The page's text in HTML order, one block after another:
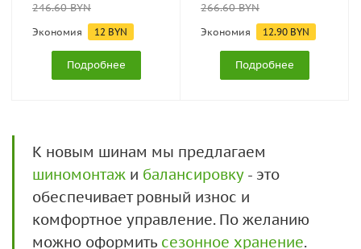
246.60BYN
Экономия 12 BYN
Подробнее
266.60BYN
Экономия 12.90 BYN
Подробнее
К новым шинам мы предлагаем
шиномонтаж и балансировку- это
обеспечивает ровный износ и
комфортное управление. По желанию
можно оформить сезонное хранение.